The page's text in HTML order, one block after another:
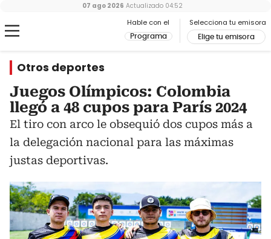
Hable con el
Programa
Selecciona tu emisora
Elige tu emisora
07 ago 2026 Actualizado 04:52
Otros deportes
Juegos Olímpicos: Colombia
llegó a 48 cupos para París 2024
El tiro con arco le obsequió dos cupos más a
la delegación nacional para las máximas
justas deportivas.